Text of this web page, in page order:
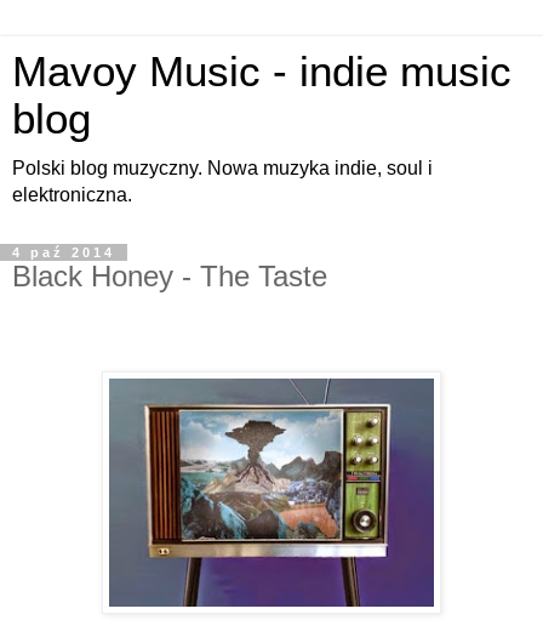
Mavoy Music - indie music
blog
Polski blog muzyczny. Nowa muzyka indie, soul i
elektroniczna.
4 paź 2014
Black Honey - The Taste